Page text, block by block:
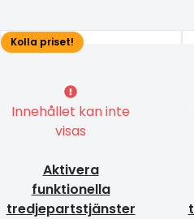
Innehållet kan inte
visas
Aktivera
funktionella
tredjepartstjänster
Kolla priset!